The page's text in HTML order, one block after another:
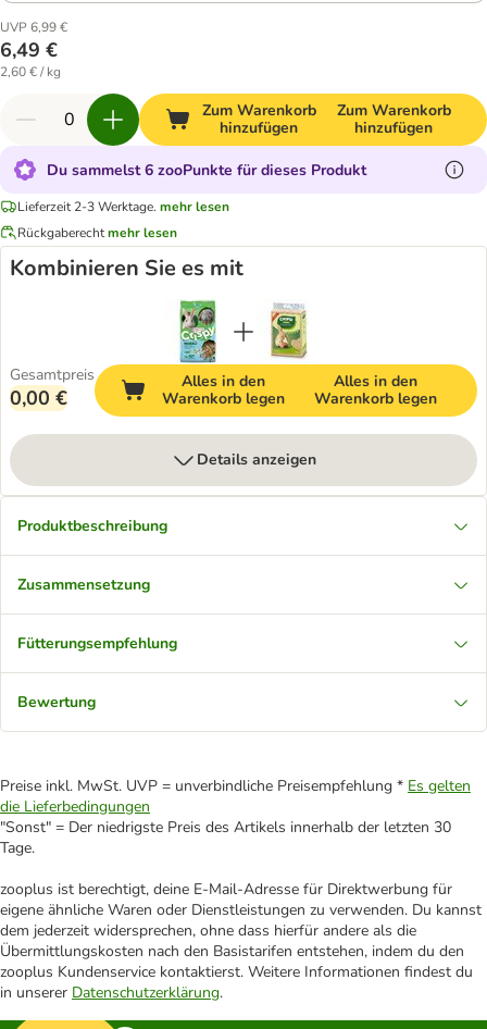
UVP 6,99 €
6,49 €
2,60 € / kg
Zum Warenkorb
hinzufügen
Zum Warenkorb
hinzufügen
Du sammelst 6 zooPunkte für dieses Produkt
Lieferzeit 2-3 Werktage. mehr lesen
Rückgaberechtmehr lesen
Kombinieren Sie es mit
Gesamtpreis
0,00 €
Alles in den
Warenkorb legen
Alles in den
Warenkorb legen
Details anzeigen
Produktbeschreibung
Zusammensetzung
Fütterungsempfehlung
Bewertung
Preise inkl. MwSt. UVP = unverbindliche Preisempfehlung * Es gelten
die Lieferbedingungen
"Sonst" = Der niedrigste Preis des Artikels innerhalb der letzten 30
Tage.
zooplus ist berechtigt, deine E-Mail-Adresse für Direktwerbung für
eigene ähnliche Waren oder Dienstleistungen zu verwenden. Du kannst
dem jederzeit widersprechen, ohne dass hierfür andere als die
Übermittlungskosten nach den Basistarifen entstehen, indem du den
zooplus Kundenservice kontaktierst. Weitere Informationen findest du
in unserer Datenschutzerklärung.